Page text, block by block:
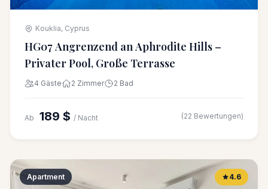
Kouklia, Cyprus
HG07 Angrenzend an Aphrodite Hills –
Privater Pool, Große Terrasse
4 Gäste 2 Zimmer 2 Bad
Ab 189 $ / Nacht (22 Bewertungen)
Apartment 4.6